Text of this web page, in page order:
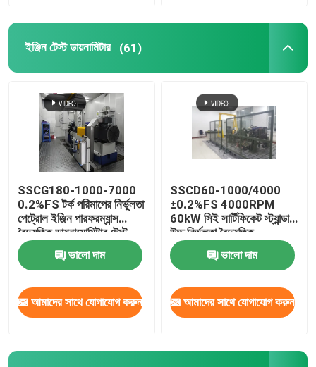
ইঞ্জিন টেস্ট ডায়নামিটার (61)
SSCG180-1000-7000
0.2%FS টর্ক পরিমাপের নির্ভুলতা
পেট্রোল ইঞ্জিন পারফরম্যান্স
বৈদ্যুতিক ডায়নামোমিটার টেস্ট
বেঞ্চ
ভালো দাম
আমাদের সাথে যোগাযোগ করুন
SSCD60-1000/4000
±0.2%FS 4000RPM
60kW সিই সার্টিফিকেট স্ট্যান্ডার্ড
উচ্চ নির্ভুলতা বৈদ্যুতিক
ডায়নামোমিটার টেস্ট বেঞ্চ সিস্টেম
ডিজেল ইঞ্জিনের জন্য
ভালো দাম
আমাদের সাথে যোগাযোগ করুন